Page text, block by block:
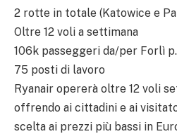
2 rotte in totale (Katowice e
Oltre 12 voli a settimana
106k passeggeri da/per Forlì
75 posti di lavoro
Ryanair opererà oltre 12 voli
offrendo ai cittadini e ai
scelta ai prezzi più bassi in